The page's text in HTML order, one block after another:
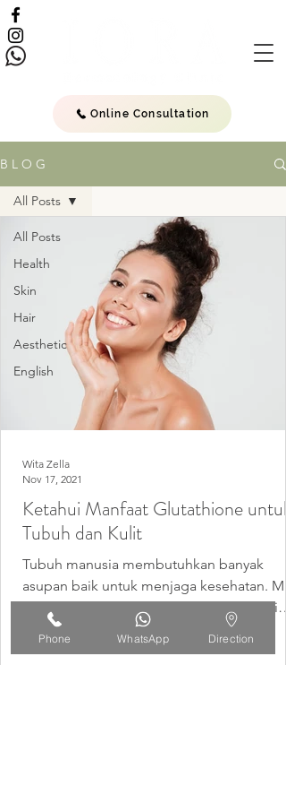
Online Consultation
B L O G
All Posts
Health
Skin
Hair
Aesthetic
English
All Posts
Ketahui Manfaat Glutathione untuk
Tubuh dan Kulit
Tubuh manusia membutuhkan banyak
asupan baik untuk menjaga kesehatan.
dari rajin menyantap sayur, buah, sampai
dengan mengonsumsi...
Wita Zella
Nov 17, 2021
Phone WhatsApp Direction